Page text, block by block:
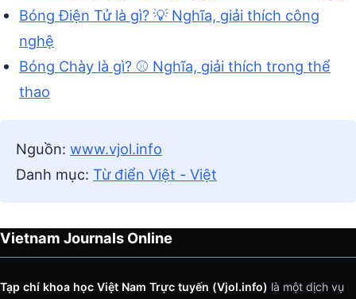
Bóng Điện Tử là gì? 💡 Nghĩa, giải thích công
nghệ
Bóng Chày là gì? ⚾ Nghĩa, giải thích trong thể
thao
Nguồn: www.vjol.info
Danh mục: Từ điển Việt - Việt
Vietnam Journals Online
Tạp chí khoa học Việt Nam Trực tuyến (Vjol.info) là một dịch vụ